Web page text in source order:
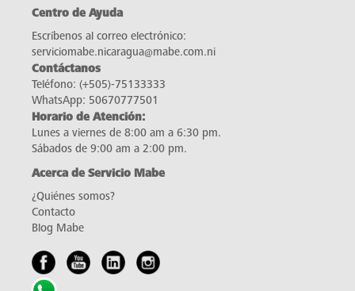
Centro de Ayuda
Escríbenos al correo electrónico:
serviciomabe.nicaragua@mabe.com.ni
Contáctanos
Teléfono: (+505)-75133333
WhatsApp: 50670777501
Horario de Atención:
Lunes a viernes de 8:00 am a 6:30 pm.
Sábados de 9:00 am a 2:00 pm.
Acerca de Servicio Mabe
¿Quiénes somos?
Contacto
Blog Mabe